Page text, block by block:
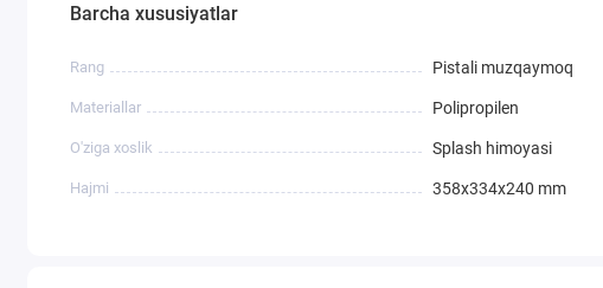
Barcha xususiyatlar
Rang Pistali muzqaymoq
Materiallar Polipropilen
O'ziga xoslik Splash himoyasi
Hajmi 358х334х240 mm